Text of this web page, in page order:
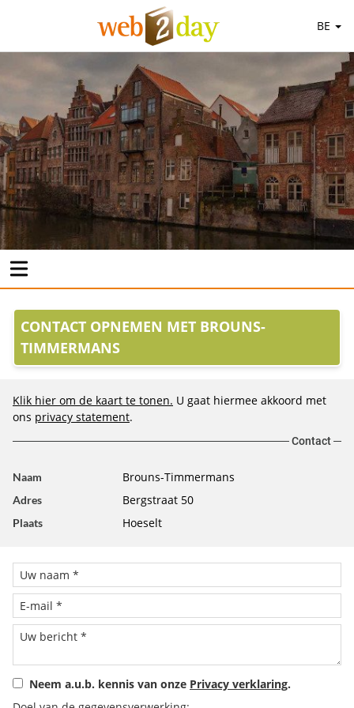
BE
CONTACT OPNEMEN MET BROUNS-
TIMMERMANS
Klik hier om de kaart te tonen. U gaat hiermee akkoord met
ons privacy statement.
Contact
Naam Brouns-Timmermans
Adres Bergstraat 50
Plaats Hoeselt
Neem a.u.b. kennis van onze Privacy verklaring.